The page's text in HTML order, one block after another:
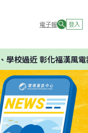
電子報 登入
校過近 彰化福漢風電